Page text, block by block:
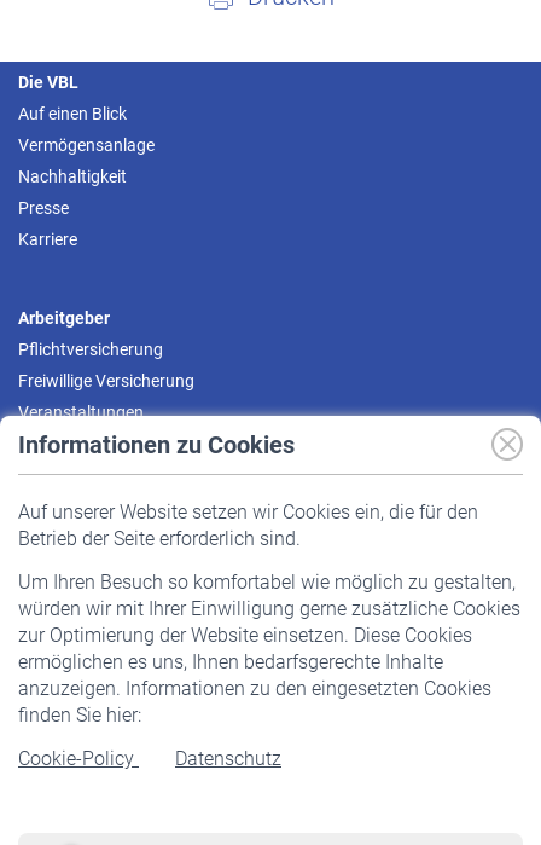
Informationen zu Cookies
Auf unserer Website setzen wir Cookies ein, die für den
Betrieb der Seite erforderlich sind.
Um Ihren Besuch so komfortabel wie möglich zu gestalten,
würden wir mit Ihrer Einwilligung gerne zusätzliche Cookies
zur Optimierung der Website einsetzen. Diese Cookies
ermöglichen es uns, Ihnen bedarfsgerechte Inhalte
anzuzeigen. Informationen zu den eingesetzten Cookies
finden Sie hier:
Cookie-Policy
Datenschutz
Die VBL
Auf einen Blick
Vermögensanlage
Nachhaltigkeit
Presse
Karriere
Arbeitgeber
Pflichtversicherung
Freiwillige Versicherung
Veranstaltungen
Pflichtversicherung
Staatliche Förderung
Veranstaltungen
Rentner
Rentenbeginn
Rente beantragen